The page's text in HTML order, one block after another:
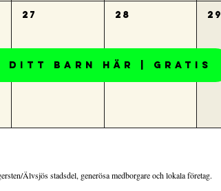
27 28 29
DITT BARN HÄR | GRATIS
Älvsjös stadsdel, generösa medborgare och lokala företag.